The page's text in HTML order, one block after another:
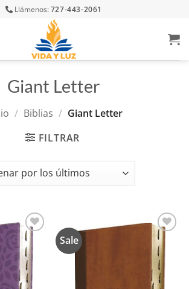
Llámenos:727-443-2061
Giant Letter
/ Biblias / Giant Letter
FILTRAR
Añadir
a la
lista de
deseos
Sale
Añadir
a la
lista de
deseos